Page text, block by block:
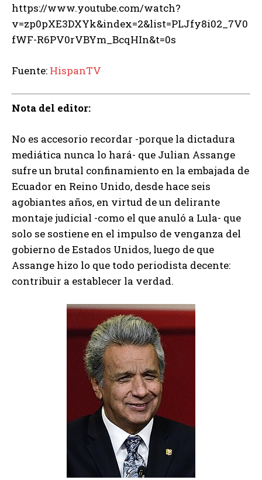
https://www.youtube.com/watch?
v=zp0pXE3DXYk&index=2&list=PLJfy8i02_7V0
fWF-R6PV0rVBYm_BcqHIn&t=0s
Fuente: HispanTV
Nota del editor:
No es accesorio recordar -porque la dictadura
mediática nunca lo hará- que Julian Assange
sufre un brutal confinamiento en la embajada de
Ecuador en Reino Unido, desde hace seis
agobiantes años, en virtud de un delirante
montaje judicial -como el que anuló a Lula- que
solo se sostiene en el impulso de venganza del
gobierno de Estados Unidos, luego de que
Assange hizo lo que todo periodista decente:
contribuir a establecer la verdad.